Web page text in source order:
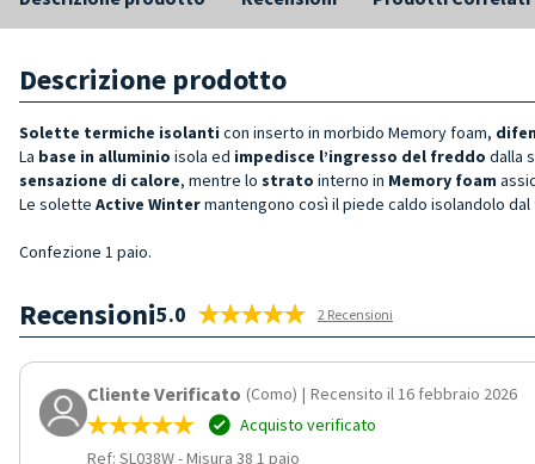
Descrizione prodotto
Solette termiche isolanti con inserto in morbido Memory foam,
La base in alluminio isola ed impedisce l’ingresso del freddo dalla
sensazione di calore, mentre lo strato interno in Memory foam
Le solette Active Wintermantengono così il piede caldo isolandolo
Confezione 1 paio.
Recensioni5.0 2 Recensioni
Cliente Verificato (Como) | Recensito il 16 febbraio 2026
Acquisto verificato
Ref: SL038W-Misura 38 1 paio